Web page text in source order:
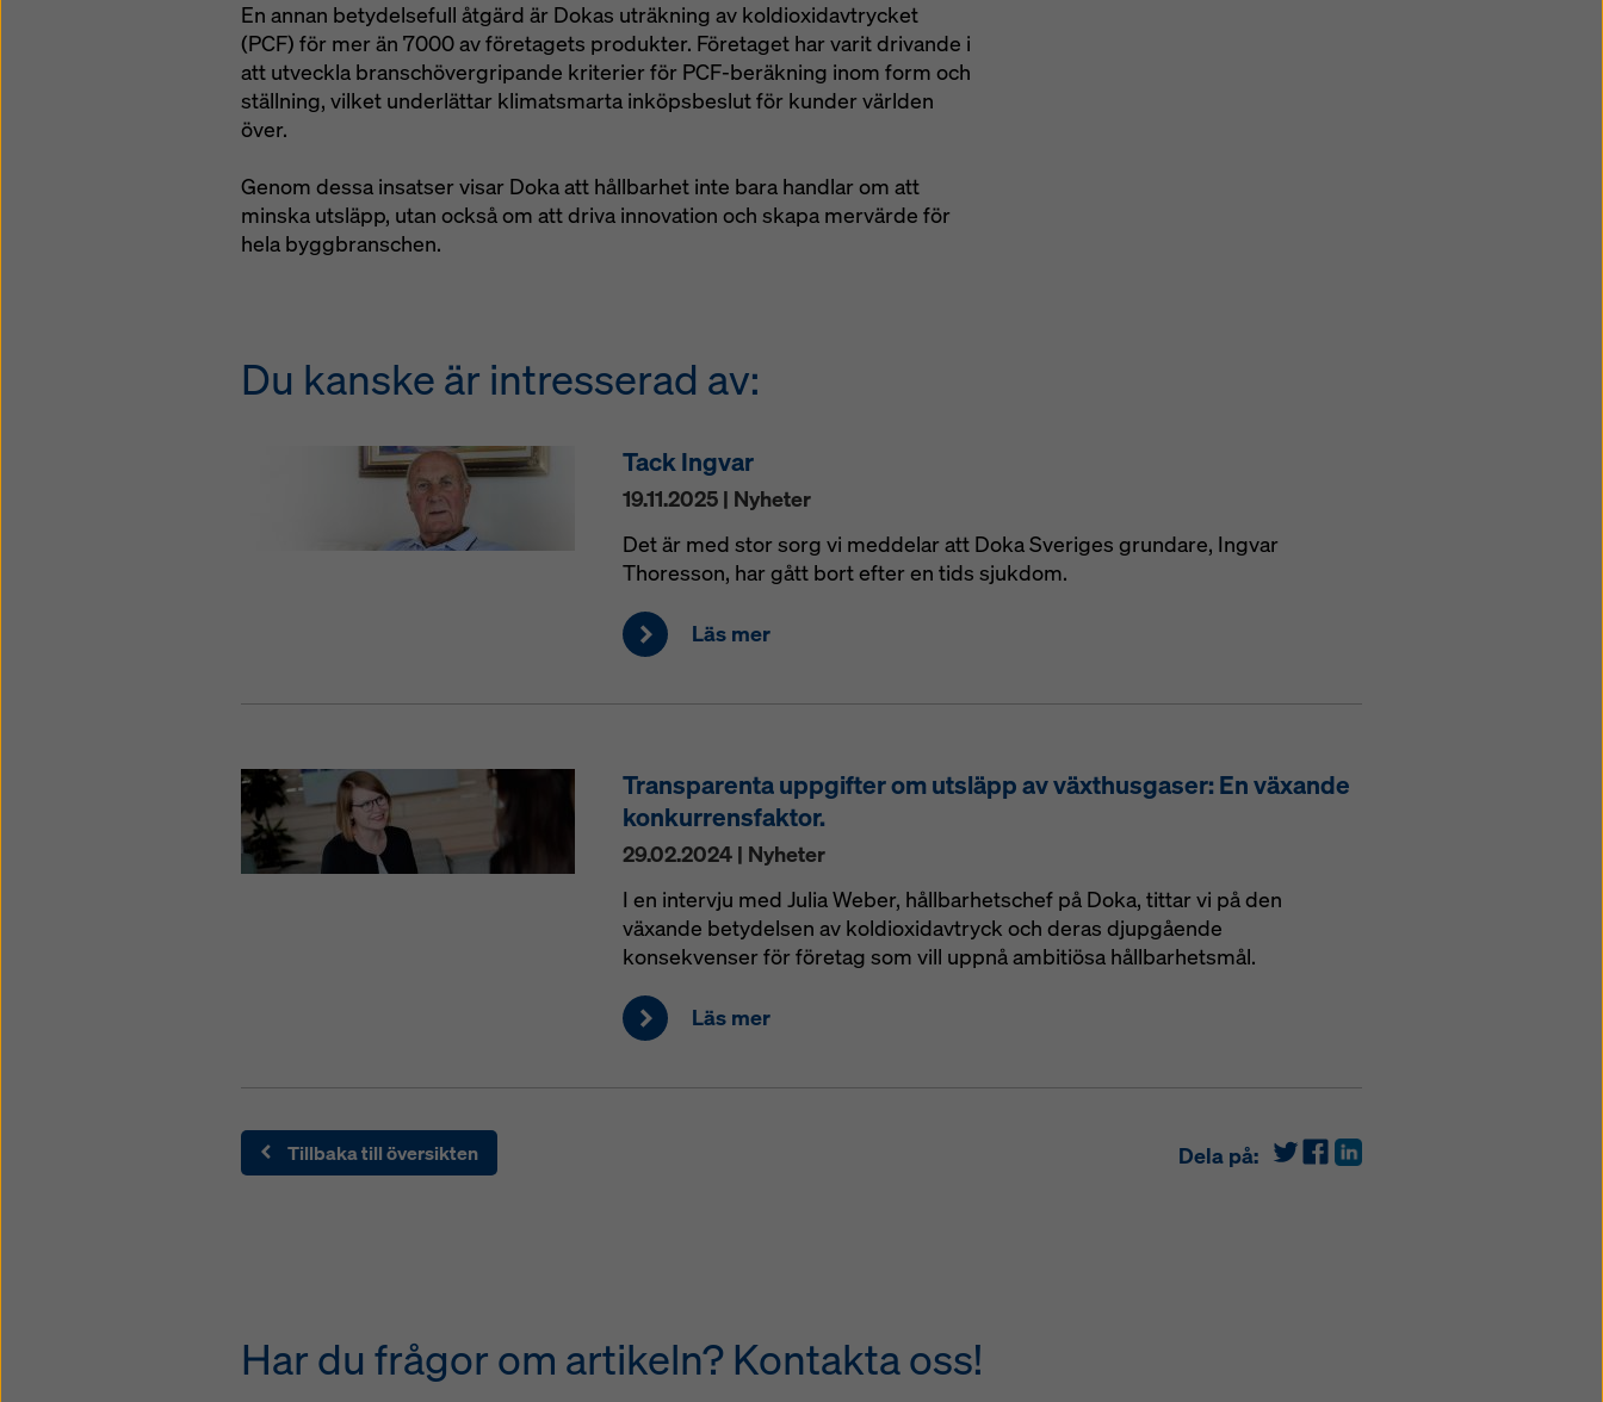
En annan betydelsefull åtgärd är Dokas uträkning av koldioxidavtrycket
(PCF) för mer än 7000 av företagets produkter. Företaget har varit drivande i
att utveckla branschövergripande kriterier för PCF-beräkning inom form och
ställning, vilket underlättar klimatsmarta inköpsbeslut för kunder världen
över.
Genom dessa insatser visar Doka att hållbarhet inte bara handlar om att
minska utsläpp, utan också om att driva innovation och skapa mervärde för
hela byggbranschen.
Du kanske är intresserad av:
Tack Ingvar
19.11.2025 | Nyheter
Det är med stor sorg vi meddelar att Doka Sveriges grundare, Ingvar
Thoresson, har gått bort efter en tids sjukdom.
Läs mer
Transparenta uppgifter om utsläpp av växthusgaser: En växande
konkurrensfaktor.
29.02.2024 | Nyheter
I en intervju med Julia Weber, hållbarhetschef på Doka, tittar vi på den
växande betydelsen av koldioxidavtryck och deras djupgående
konsekvenser för företag som vill uppnå ambitiösa hållbarhetsmål.
Läs mer
Dela på:
Tillbaka till översikten
Har du frågor om artikeln? Kontakta oss!